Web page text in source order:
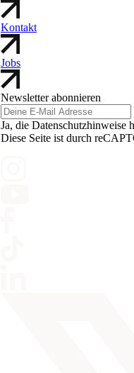
Kontakt
Jobs
Newsletter abonnieren
Ja, die Datenschutzhinweise
Diese Seite ist durch